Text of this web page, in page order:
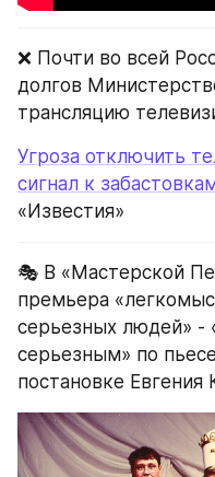
❌ Почти во всей
долгов
трансляцию
Угроза отключить
сигнал к
«Известия»
🎭 В «Мастерской
премьера
серьезных людей» -
серьезным» по
постановке Евгения